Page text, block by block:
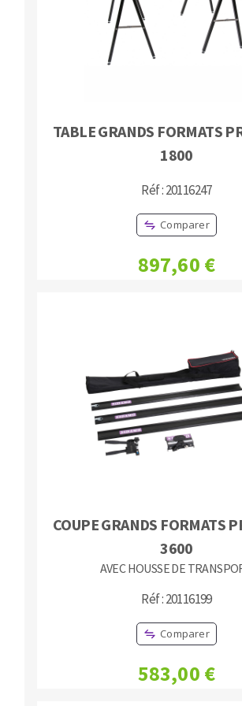
Ponceuses
Tours à métaux
Fraises scies
Fraise HSS
TABLE GRANDS FORMATS
1800
Réf : 20116247
Comparer
897,60 €
COUPE GRANDS FORMATS
3600
AVEC HOUSSE DE
Réf : 20116199
Comparer
583,00 €